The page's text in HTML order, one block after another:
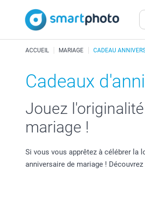
ACCUEIL MARIAGE CADEAU
Cadeaux
Jouez
mariage !
Si vous vous apprêtez à célébrer la
anniversaire de mariage !